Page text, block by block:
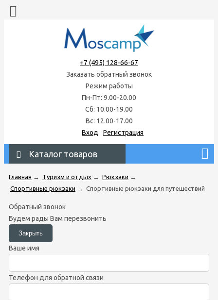
+7 (495) 128-66-67
Заказать обратный звонок
Режим работы
Пн-Пт: 9.00-20.00
Сб: 10.00-19.00
Вс: 12.00-17.00
Вход
Регистрация
Каталог товаров
Главная → Туризм и отдых → Рюкзаки →
Спортивные рюкзаки → Спортивные рюкзаки для путешествий
Обратный звонок
Будем рады Вам перезвонить
Ваше имя
Телефон для обратной связи